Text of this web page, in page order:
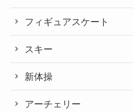
フィギュアスケート
スキー
新体操
アーチェリー